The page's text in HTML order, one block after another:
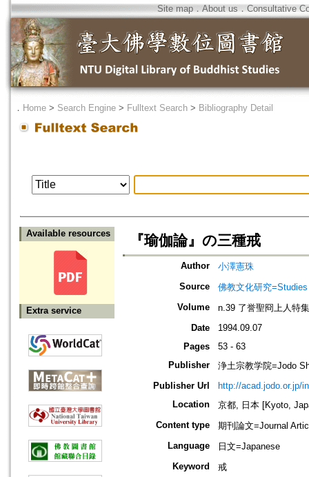
Site map．About us ． Consultative
． Home > Search Engine > Fulltext Search > Bibliography Detail
Available resources
Extra service
『瑜伽論』の三種戒
Author
小澤憲珠
Source
佛教文化研究
Volume
n.39 了誉聖冏上人特集
Date
1994.09.07
Pages
53 - 63
Publisher
浄土宗教学院=Jodo
Publisher Url
http://acad.jodo.or.jp/
Location
京都, 日本 [Kyoto,
Content type
期刊論文=Journal
Language
日文=Japanese
Keyword
戒